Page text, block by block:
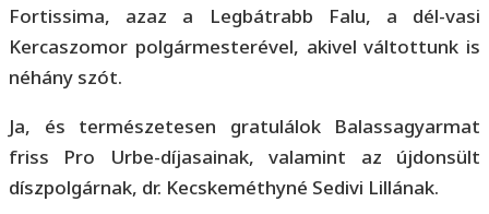
Fortissima, azaz a Legbátrabb Falu, a dél-vasi
Kercaszomor polgármesterével, akivel váltottunk is
néhány szót.
Ja, és természetesen gratulálok Balassagyarmat
friss Pro Urbe-díjasainak, valamint az újdonsült
díszpolgárnak, dr. Kecskeméthyné Sedivi Lillának.